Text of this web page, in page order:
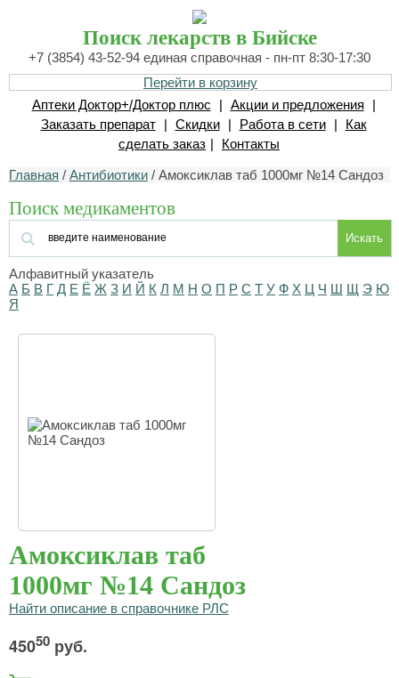
Поиск лекарств в Бийске
+7 (3854) 43-52-94 единая справочная - пн-пт 8:30-17:30
Перейти в корзину
Аптеки Доктор+/Доктор плюс
| Акции и предложения
|
Заказать препарат
| Скидки | Работа в сети |
Как
сделать заказ | Контакты
Главная / Антибиотики / Амоксиклав таб 1000мг №14 Сандоз
Поиск медикаментов
Искать
Алфавитный указатель
А Б В Г Д Е Ё Ж З И Й К Л М Н О П Р С Т У Ф Х Ц Ч Ш Щ Э Ю
Я
Амоксиклав таб
1000мг №14 Сандоз
Найти описание в справочнике РЛС
45050 руб.